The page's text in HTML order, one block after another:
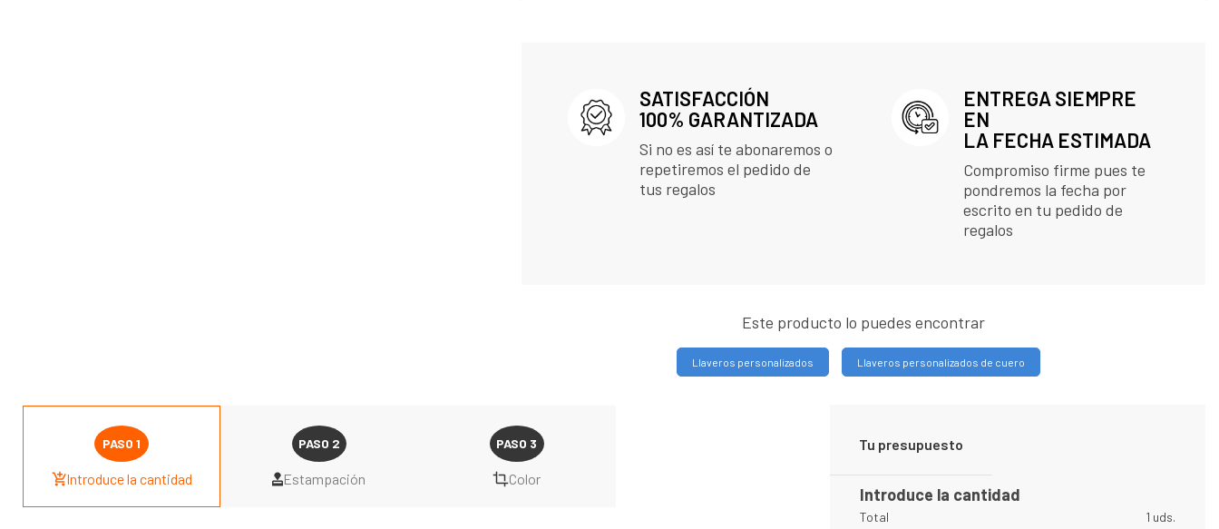
SATISFACCIÓN
100% GARANTIZADA
Si no es así te abonaremos o
repetiremos el pedido de
tus regalos
ENTREGA SIEMPRE
EN
LA FECHA ESTIMADA
Compromiso firme pues te
pondremos la fecha por
escrito en tu pedido de
regalos
Este producto lo puedes encontrar
Llaveros personalizados Llaveros personalizados de cuero
Introduce la cantidad Estampación Color
Tu presupuesto
Introduce la cantidad
Total
1 uds.